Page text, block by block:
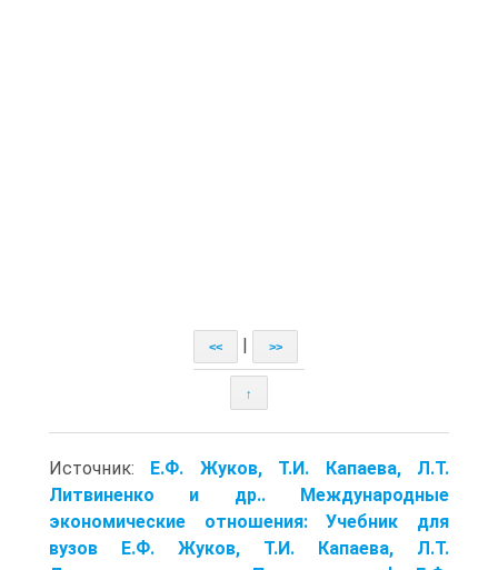
<< >>
↑
Источник: Е.Ф. Жуков, Т.И. Капаева, Л.Т.
Литвиненко и др.. Международные
экономические отношения: Учебник для
вузов Е.Ф. Жуков, Т.И. Капаева, Л.Т.